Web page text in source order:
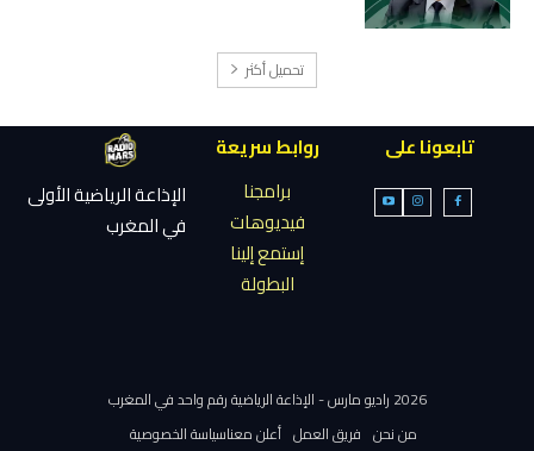
تحميل أكثر
تابعونا على
روابط سريعة
برامجنا
فيديوهات
إستمع إلينا
البطولة
الإذاعة الرياضية الأولى
في المغرب
2026 راديو مارس - الإذاعة الرياضية رقم واحد في المغرب
من نحن فريق العمل أعلن معناسياسة الخصوصية